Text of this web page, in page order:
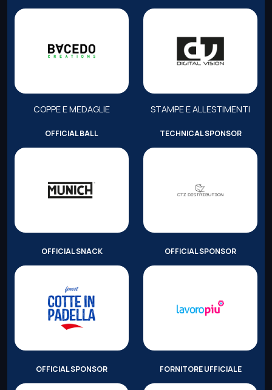
COPPE E MEDAGLIE STAMPE E ALLESTIMENTI
OFFICIAL BALL TECHNICAL SPONSOR
OFFICIAL SNACK OFFICIAL SPONSOR
OFFICIAL SPONSOR FORNITORE UFFICIALE